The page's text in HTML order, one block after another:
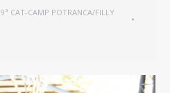
9ª CAT-CAMP POTRANCA/FILLY